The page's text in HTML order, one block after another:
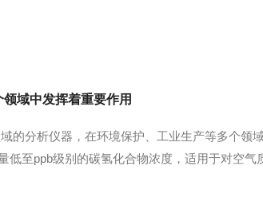
域中发挥着重要作用
的分析仪器，在环境保护、工业生产等多个
低至ppb级别的碳氢化合物浓度，适用于对空